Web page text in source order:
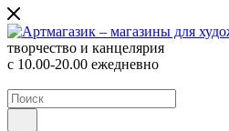
творчество и канцелярия
с 10.00-20.00 ежедневно